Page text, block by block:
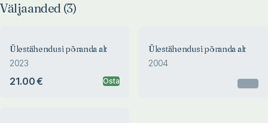
Väljaanded (3)
Ülestähendusi põranda alt
2023
21.00 € Osta
Ülestähendusi põranda alt
2004